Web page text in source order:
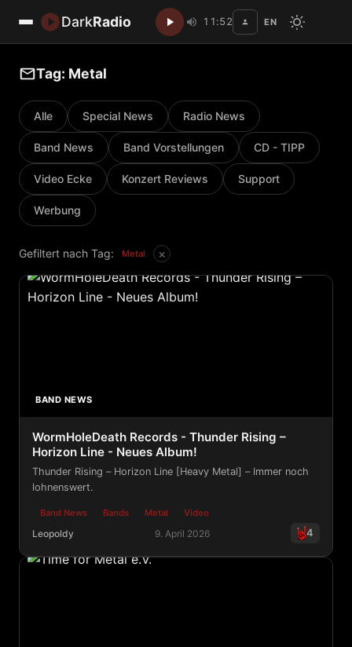
DarkRadio 11:52 EN
Tag: Metal
Alle Special News Radio News
Band News Band Vorstellungen CD - TIPP
Video Ecke Konzert Reviews Support
Werbung
Gefiltert nach Tag: Metal ×
BAND NEWS
WormHoleDeath Records - Thunder Rising –
Horizon Line - Neues Album!
Thunder Rising – Horizon Line [Heavy Metal] – Immer noch
lohnenswert.
Band News Bands Metal Video
Leopoldy 9. April 2026 4
WormHoleDeath Records - Thunder Rising – Horizon